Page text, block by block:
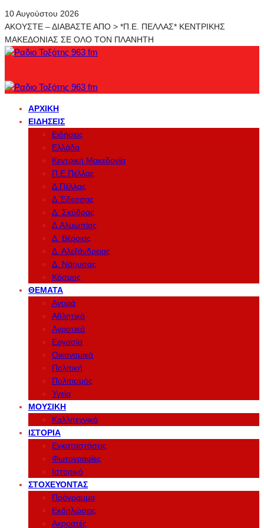
10 Αυγούστου 2026
ΑΚΟΥΣΤΕ – ΔΙΑΒΑΣΤΕ ΑΠΟ > *Π.Ε. ΠΕΛΛΑΣ* ΚΕΝΤΡΙΚΗΣ
ΜΑΚΕΔΟΝΙΑΣ ΣΕ ΟΛΟ ΤΟΝ ΠΛΑΝΗΤΗ
ΑΡΧΙΚΉ
ΕΙΔΉΣΕΙΣ
Ειδήσεις
Ελλάδα
Κεντρική Μακεδονία
Π.Ε.Πέλλας
Δ.Πέλλας
Δ.Έδεσσας
Δ. Σκύδρας
Δ.Αλμωπίας
Δ. Βέροιας
Δ. Αλεξάνδρειας
Δ. Νάουσας
Κόσμος
ΘΈΜΑΤΑ
Αγορά
Αθλητικά
Αγροτικά
Εργασία
Οικονομικά
Πολιτική
Πολιτισμός
Υγεία
ΜΟΥΣΙΚΉ
Καλλιτεχνικά
ΙΣΤΟΡΊΑ
Εγκαταστάσεις
Φωτογραφίες
Ιστορικό
ΣΤΟΧΕΎΟΝΤΑΣ
Πρόγραμμα
Εκδηλώσεις
Ακροατές